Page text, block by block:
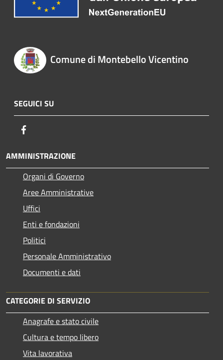
Comune di Montebello Vicentino
SEGUICI SU
AMMINISTRAZIONE
Organi di Governo
Aree Amministrative
Uffici
Enti e fondazioni
Politici
Personale Amministrativo
Documenti e dati
CATEGORIE DI SERVIZIO
Anagrafe e stato civile
Cultura e tempo libero
Vita lavorativa